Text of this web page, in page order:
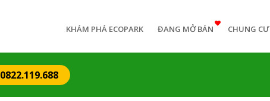
navigationKHÁM PHÁ ECOPARK ĐANG MỞ BÁN CHUNG CƯ
0822.119.688